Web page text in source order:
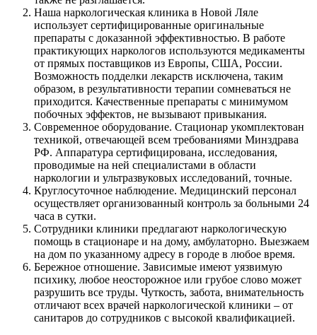
Наша наркологическая клиника в Новой Ляле
использует сертифицированные оригинальные
препараты с доказанной эффективностью. В работе
практикующих наркологов используются медикаменты
от прямых поставщиков из Европы, США, России.
Возможность подделки лекарств исключена, таким
образом, в результативности терапии сомневаться не
приходится. Качественные препараты с минимумом
побочных эффектов, не вызывают привыкания.
Современное оборудование. Стационар укомплектован
техникой, отвечающей всем требованиями Минздрава
РФ. Аппаратура сертифицирована, исследования,
проводимые на ней специалистами в области
наркологии и ультразвуковых исследований, точные.
Круглосуточное наблюдение. Медицинский персонал
осуществляет организованный контроль за больными 24
часа в сутки.
Сотрудники клиники предлагают наркологическую
помощь в стационаре и на дому, амбулаторно. Выезжаем
на дом по указанному адресу в городе в любое время.
Бережное отношение. Зависимые имеют уязвимую
психику, любое неосторожное или грубое слово может
разрушить все труды. Чуткость, забота, внимательность
отличают всех врачей наркологической клиники – от
санитаров до сотрудников с высокой квалификацией.